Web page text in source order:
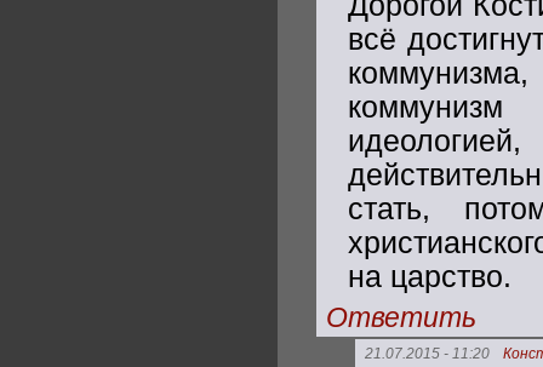
всё
коммунизм
стать,
на царство.
Ответить
21.07.2015 - 11:20